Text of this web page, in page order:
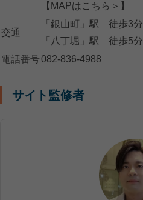
【MAPはこちら＞】
交通
「銀山町」駅 徒歩3分
「八丁堀」駅 徒歩5分
電話番号082-836-4988
サイト監修者